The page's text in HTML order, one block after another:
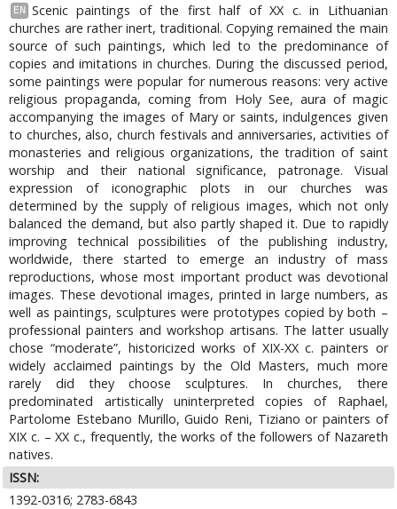
EN
Scenic paintings of the first half of XX c. in Lithuanian
churches are rather inert, traditional. Copying remained the main
source of such paintings, which led to the predominance of
copies and imitations in churches. During the discussed period,
some paintings were popular for numerous reasons: very active
religious propaganda, coming from Holy See, aura of magic
accompanying the images of Mary or saints, indulgences given
to churches, also, church festivals and anniversaries, activities of
monasteries and religious organizations, the tradition of saint
worship and their national significance, patronage. Visual
expression of iconographic plots in our churches was
determined by the supply of religious images, which not only
balanced the demand, but also partly shaped it. Due to rapidly
improving technical possibilities of the publishing industry,
worldwide, there started to emerge an industry of mass
reproductions, whose most important product was devotional
images. These devotional images, printed in large numbers, as
well as paintings, sculptures were prototypes copied by both –
professional painters and workshop artisans. The latter usually
chose “moderate”, historicized works of XIX-XX c. painters or
widely acclaimed paintings by the Old Masters, much more
rarely did they choose sculptures. In churches, there
predominated artistically uninterpreted copies of Raphael,
Partolome Estebano Murillo, Guido Reni, Tiziano or painters of
XIX c. – XX c., frequently, the works of the followers of Nazareth
natives.
ISSN:
1392-0316; 2783-6843